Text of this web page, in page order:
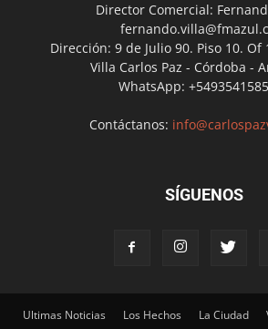
Director Comercial:
Dirección: 9 de Julio 90. Piso 10. Of
Villa Carlos Paz - Córdoba -
WhatsApp:
Contáctanos:
SÍGUENOS
Ultimas Noticias Los Hechos La Ciudad